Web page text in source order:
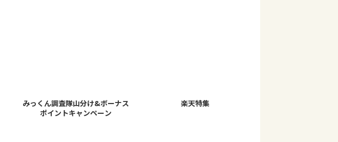
みっくん調査隊山分け&ボーナス
ポイントキャンペーン
楽天特集